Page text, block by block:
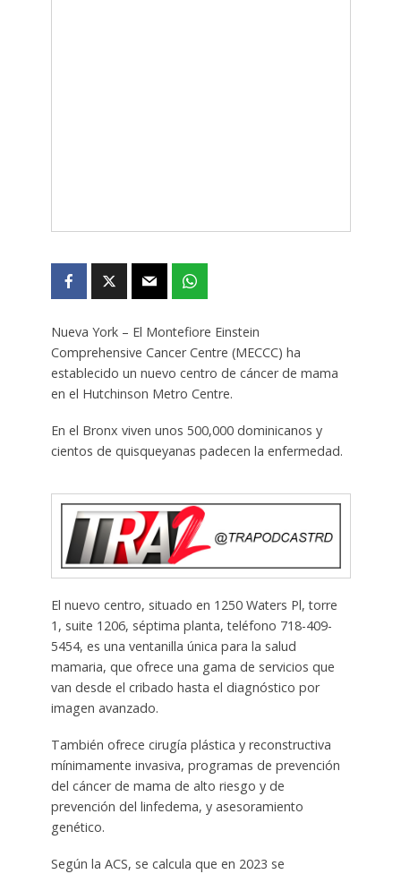
Nueva York – El Montefiore Einstein
Comprehensive Cancer Centre (MECCC) ha
establecido un nuevo centro de cáncer de mama
en el Hutchinson Metro Centre.
En el Bronx viven unos 500,000 dominicanos y
cientos de quisqueyanas padecen la enfermedad.
El nuevo centro, situado en 1250 Waters Pl, torre
1, suite 1206, séptima planta, teléfono 718-409-
5454, es una ventanilla única para la salud
mamaria, que ofrece una gama de servicios que
van desde el cribado hasta el diagnóstico por
imagen avanzado.
También ofrece cirugía plástica y reconstructiva
mínimamente invasiva, programas de prevención
del cáncer de mama de alto riesgo y de
prevención del linfedema, y asesoramiento
genético.
Según la ACS, se calcula que en 2023 se